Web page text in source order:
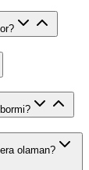
olaman?